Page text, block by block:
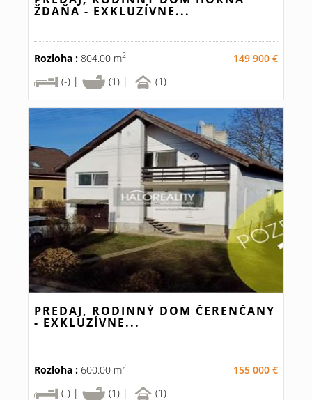
ŽDAŇA - EXKLUZÍVNE...
Rozloha : 804.00 m2
149 900 €
(-) |
(1) | (1)
PREDAJ, RODINNÝ DOM ČERENČANY
- EXKLUZÍVNE...
Rozloha : 600.00 m2
155 000 €
(-) |
(1) | (1)